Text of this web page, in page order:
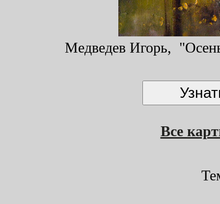
Медведев Игорь,
Все